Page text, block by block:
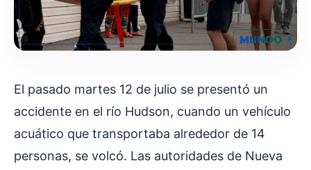
El pasado martes 12 de julio se presentó un
accidente en el río Hudson, cuando un vehículo
acuático que transportaba alrededor de 14
personas, se volcó. Las autoridades de Nueva